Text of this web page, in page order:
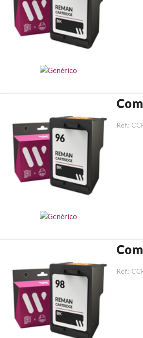
Ref.:
Ref.: